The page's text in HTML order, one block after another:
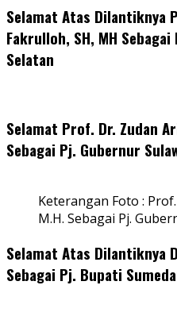
Selamat Atas Dilantiknya
Fakrulloh, SH, MH
Selatan
Selamat Prof. Dr. Zudan
Sebagai Pj. Gubernur
Keterangan Foto :
M.H. Sebagai Pj.
Selamat Atas Dilantiknya
Sebagai Pj. Bupati